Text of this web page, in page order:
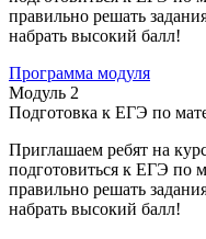
правильно решать
набрать высокий балл!
Программа модуля
Модуль 2
Подготовка к ЕГЭ по
Приглашаем ребят на
подготовиться к ЕГЭ по
правильно решать
набрать высокий балл!